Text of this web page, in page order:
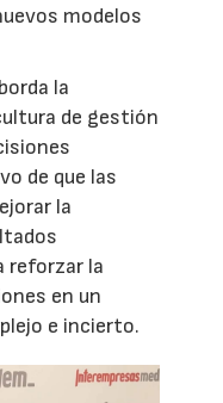
modelos
la
de gestión
de que las
la
reforzar la
en un
e incierto.